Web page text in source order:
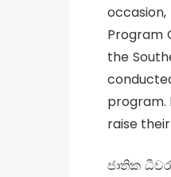
Program
the
program.
raise
ජාතික